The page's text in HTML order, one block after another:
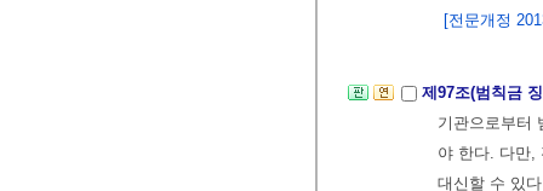
[전문개정
제97조(범칙금
기관으로부터
야 한다. 다만,
대신할 수 있